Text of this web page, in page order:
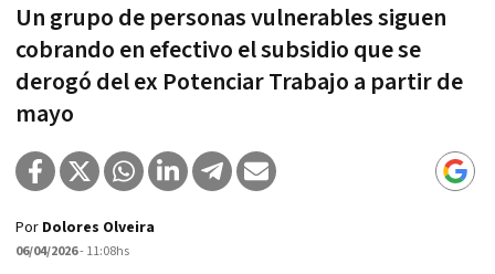
Un grupo de personas vulnerables siguen
cobrando en efectivo el subsidio que se
derogó del ex Potenciar Trabajo a partir de
mayo
Por Dolores Olveira
06/04/2026- 11:08hs